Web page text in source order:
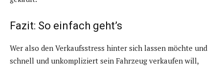
Fazit: So einfach geht’s
Wer also den Verkaufsstress hinter sich lassen möchte und
schnell und unkompliziert sein Fahrzeug verkaufen will,